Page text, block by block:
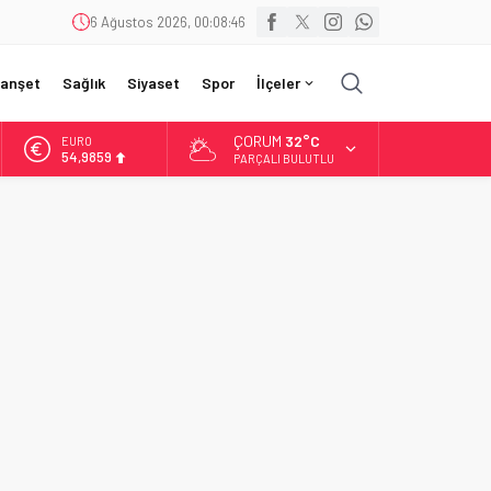
6 Ağustos 2026, 00:08:48
Sağlık Siyaset Spor İlçeler
EURO
54,9859
ÇORUM 32°C
PARÇALI BULUTLU